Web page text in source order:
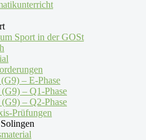
Sport in der GOSt
– E-Phase
– Q1-Phase
– Q2-Phase
Prüfungen